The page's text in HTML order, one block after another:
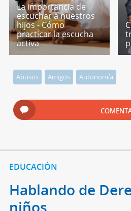
La importancia de
escuchar a nuestros
hijos - Cómo
practicar la escucha
activa
Abusos Amigos Autonomía
EDUCACIÓN
Hablando de
niños